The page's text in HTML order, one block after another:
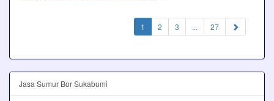
1 (current)
2 3 ... 27
Jasa Sumur Bor Sukabumi